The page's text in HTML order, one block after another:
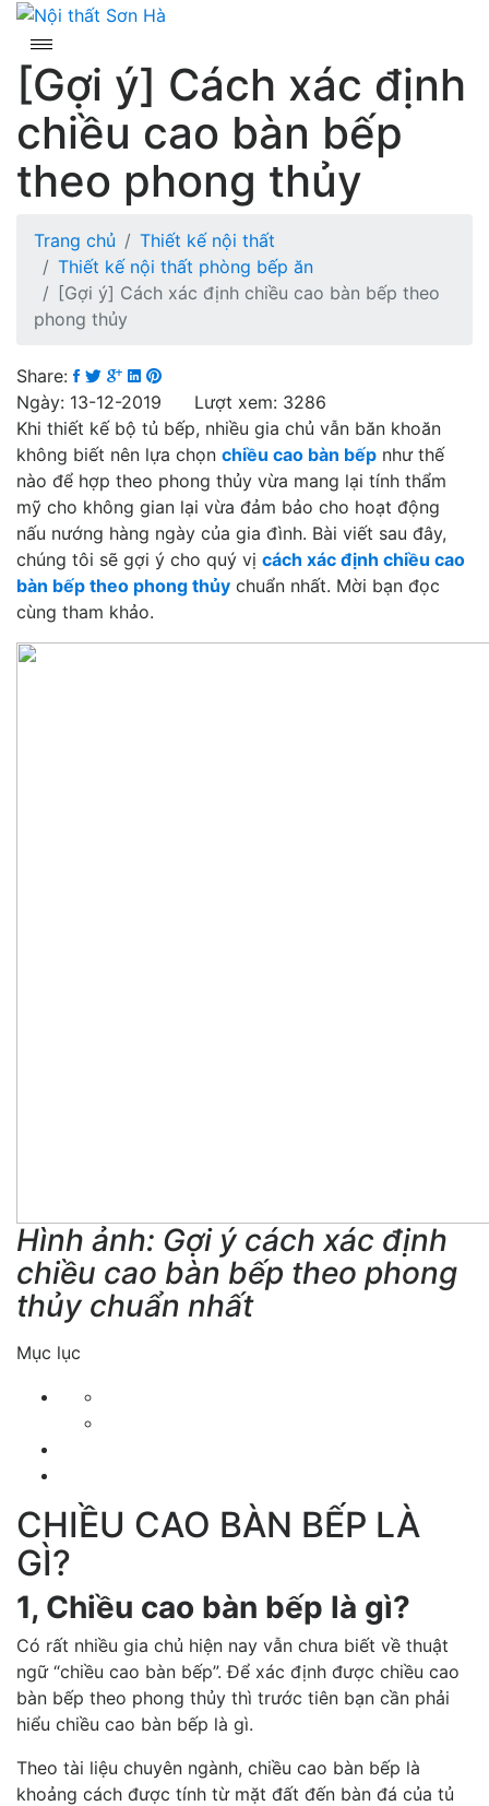
Skip
content
[Gợi ý] Cách xác định
chiều cao bàn bếp
theo phong thủy
Trang chủ
Thiết kế nội thất
Thiết kế nội thất phòng bếp ăn
[Gợi ý] Cách xác định chiều cao bàn bếp theo
phong thủy
Share:
Ngày: 13-12-2019 Lượt xem: 3286
Khi thiết kế bộ tủ bếp, nhiều gia chủ vẫn băn khoăn
không biết nên lựa chọn chiều cao bàn bếp như thế
nào để hợp theo phong thủy vừa mang lại tính thẩm
mỹ cho không gian lại vừa đảm bảo cho hoạt động
nấu nướng hàng ngày của gia đình. Bài viết sau đây,
chúng tôi sẽ gợi ý cho quý vị cách xác định chiều cao
bàn bếp theo phong thủy chuẩn nhất. Mời bạn đọc
cùng tham khảo.
Hình ảnh: Gợi ý cách xác định
chiều cao bàn bếp theo phong
thủy chuẩn nhất
Mục lục
CHIỀU CAO BÀN BẾP LÀ
GÌ?
1, Chiều cao bàn bếp là gì?
Có rất nhiều gia chủ hiện nay vẫn chưa biết về thuật
ngữ “chiều cao bàn bếp”. Để xác định được chiều cao
bàn bếp theo phong thủy thì trước tiên bạn cần phải
hiểu chiều cao bàn bếp là gì.
Theo tài liệu chuyên ngành, chiều cao bàn bếp là
khoảng cách được tính từ mặt đất đến bàn đá của tủ